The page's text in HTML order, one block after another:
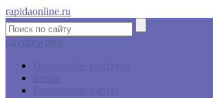
rapidaonline.ru